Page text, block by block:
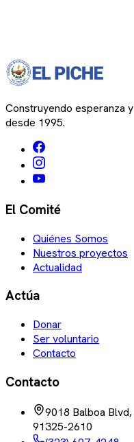
Construyendo esperanza
desde 1995.
El Comité
Quiénes Somos
Nuestros proyectos
Actualidad
Actúa
Donar
Ser voluntario
Contacto
Contacto
9018 Balboa
91325-2610